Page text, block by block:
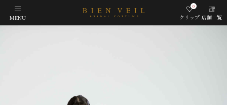
MENU クリップ
0
店舗一覧